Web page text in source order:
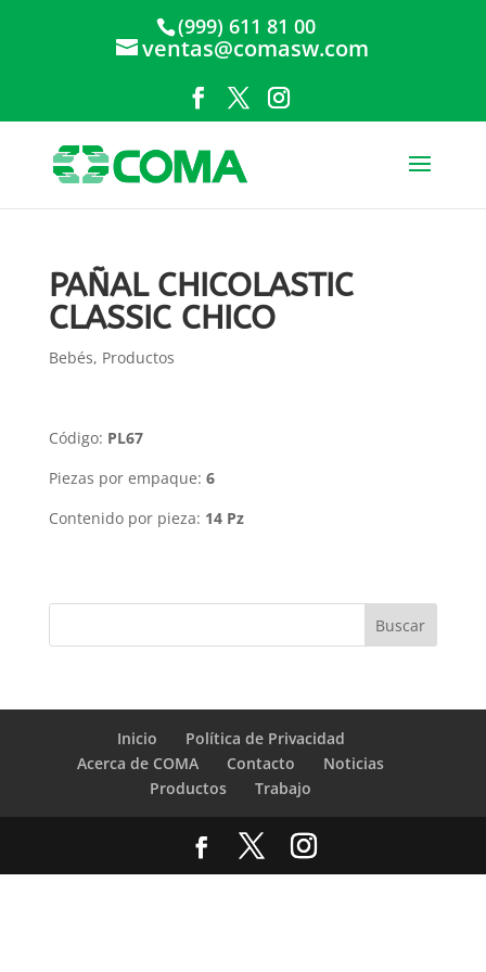
(999) 611 81 00
ventas@comasw.com
PAÑAL CHICOLASTIC
CLASSIC CHICO
Bebés, Productos
Código: PL67
Piezas por empaque: 6
Contenido por pieza: 14 Pz
Inicio
Política de Privacidad
Acerca de COMA
Contacto
Noticias
Productos
Trabajo